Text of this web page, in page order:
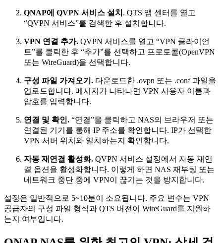
QNAP에 QVPN 서비스 설치 . QTS 앱 센터를 열고
“QVPN 서비스”를 검색한 후 설치합니다.
VPN 연결 추가. QVPN 서비스를 열고 “VPN 클라이언
트”를 클릭한 후 “추가”를 선택하고 프로토콜(OpenVPN
또는 WireGuard)을 선택합니다.
구성 파일 가져오기. 다운로드한 .ovpn 또는 .conf 파일을
업로드합니다. 메시지가 나타나면 VPN 사용자 이름과
암호를 입력합니다.
연결 및 확인. “연결”을 클릭하고 NAS의 브라우저 또는
연결된 기기를 통해 IP 주소를 확인합니다. IP가 선택한
VPN 서버 위치와 일치하는지 확인합니다.
자동 재연결 활성화. QVPN 서비스 설정에서 자동 재연
결 옵션을 활성화합니다. 이렇게 하면 NAS 재부팅 또는
네트워크 중단 중에 VPN이 끊기는 것을 방지합니다.
설정은 일반적으로 5~10분이 소요됩니다. 주요 변수는 VPN
공급자의 구성 파일 형식과 QTS 버전이 WireGuard를 지원하
는지 여부입니다.